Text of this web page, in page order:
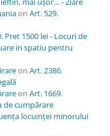
on Art. 529.
Pret 1500 lei - Locuri de
in spatiu pentru
on Art. 2386.
on Art. 1669.
de cumpărare
locuinței minorului